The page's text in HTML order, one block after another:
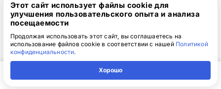
Изучаете материалы курса 4
Проходите лекции, изучаете документы и
презентации, сдаёте итоговый тест — в
удобное для вас время и темпе.
Этот сайт использует файлы cookie для
улучшения пользовательского опыта и анализа
посещаемости
Продолжая использовать этот сайт, вы соглашаетесь на
использование файлов cookie в соответствии с нашей Политикой
конфиденциальности.
Хорошо